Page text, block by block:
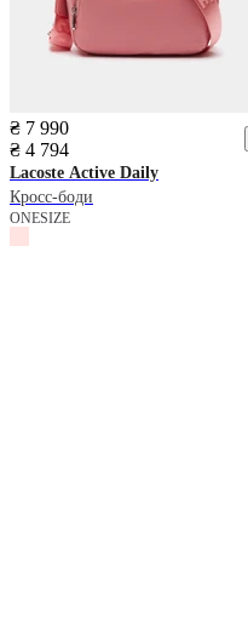
₴ 7 990
₴ 4 794
Lacoste Active Daily
Кросс-боди
ONESIZE